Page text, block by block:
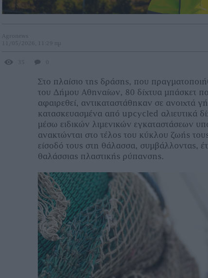
Agronews
11/05/2026, 11:29 πμ
35 0
Στο πλαίσιο της δράσης, που
του Δήμου Αθηναίων, 80 δίχτυα μπάσκετ
αφαιρεθεί, αντικαταστάθηκαν σε ανοιχτά
κατασκευασμένα από upcycled αλιευτικά
μέσω ειδικών λιμενικών εγκαταστάσεων
ανακτώνται στο τέλος του κύκλου ζωής
είσοδό τους στη θάλασσα, συμβάλλοντας,
θαλάσσιας πλαστικής ρύπανσης.